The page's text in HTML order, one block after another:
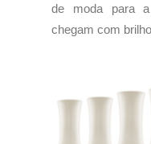
de moda para
chegam com